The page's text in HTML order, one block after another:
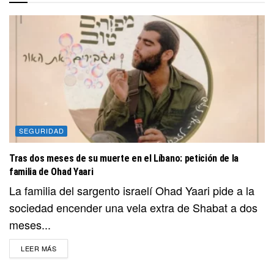
SEGURIDAD
Tras dos meses de su muerte en el Líbano: petición de la
familia de Ohad Yaari
La familia del sargento israelí Ohad Yaari pide a la
sociedad encender una vela extra de Shabat a dos
meses...
LEER MÁSDETAILS